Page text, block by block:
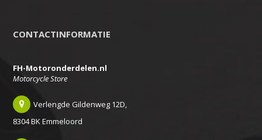
CONTACTINFORMATIE
FH-Motoronderdelen.nl
Motorcycle Store
Verlengde Gildenweg 12D,
8304 BK Emmeloord